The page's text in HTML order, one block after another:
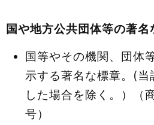
国や地方公共団体等の著名
国等やその機関、団体
示する著名な標章。(
した場合を除く。）（
号）